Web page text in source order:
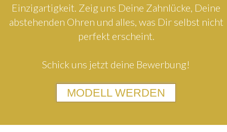
Einzigartigkeit. Zeig uns Deine Zahnlücke, Deine
abstehenden Ohren und alles, was Dir selbst nicht
perfekt erscheint.
Schick uns jetzt deine Bewerbung!
MODELL WERDEN